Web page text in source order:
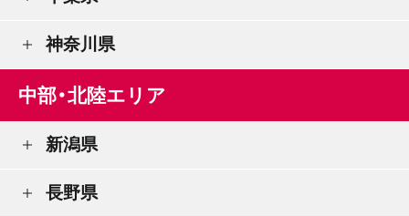
神奈川県
中部・北陸エリア
新潟県
長野県